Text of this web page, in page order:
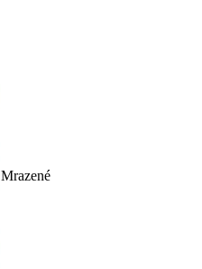
Mrazené